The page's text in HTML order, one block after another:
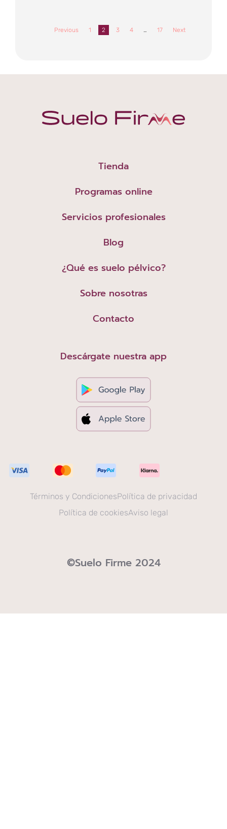
Previous 1 2 3 4 … 17 Next
Tienda
Programas online
Servicios profesionales
Blog
¿Qué es suelo pélvico?
Sobre nosotras
Contacto
Descárgate nuestra app
Términos y CondicionesPolítica de privacidad
Política de cookiesAviso legal
©Suelo Firme 2024